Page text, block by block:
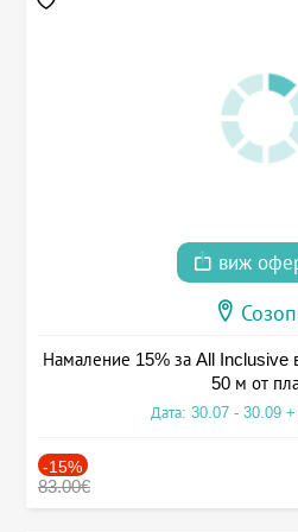
виж
Намаление 15% за All Inclusive
50 м от
Дата: 30.07 - 30.09
-15%
83.00€